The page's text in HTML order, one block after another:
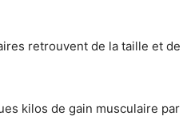
retrouvent de la taille et de
kilos de gain musculaire par